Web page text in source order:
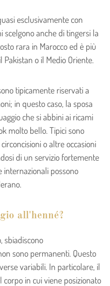
esclusivamente con
scelgono anche di tingersi la
rara in Marocco ed è più
Pakistan o il Medio Oriente.
tipicamente riservati a
in questo caso, la sposa
che si abbini ai ricami
molto bello. Tipici sono
o altre occasioni
di un servizio fortemente
internazionali possono
all'henné?
sbiadiscono
sono permanenti. Questo
variabili. In particolare, il
corpo in cui viene posizionato